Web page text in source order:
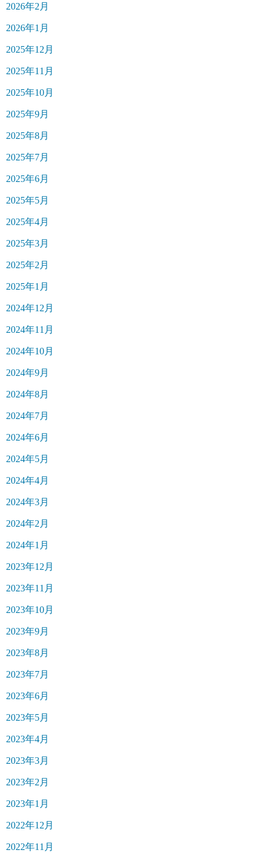
2026年2月
2026年1月
2025年12月
2025年11月
2025年10月
2025年9月
2025年8月
2025年7月
2025年6月
2025年5月
2025年4月
2025年3月
2025年2月
2025年1月
2024年12月
2024年11月
2024年10月
2024年9月
2024年8月
2024年7月
2024年6月
2024年5月
2024年4月
2024年3月
2024年2月
2024年1月
2023年12月
2023年11月
2023年10月
2023年9月
2023年8月
2023年7月
2023年6月
2023年5月
2023年4月
2023年3月
2023年2月
2023年1月
2022年12月
2022年11月